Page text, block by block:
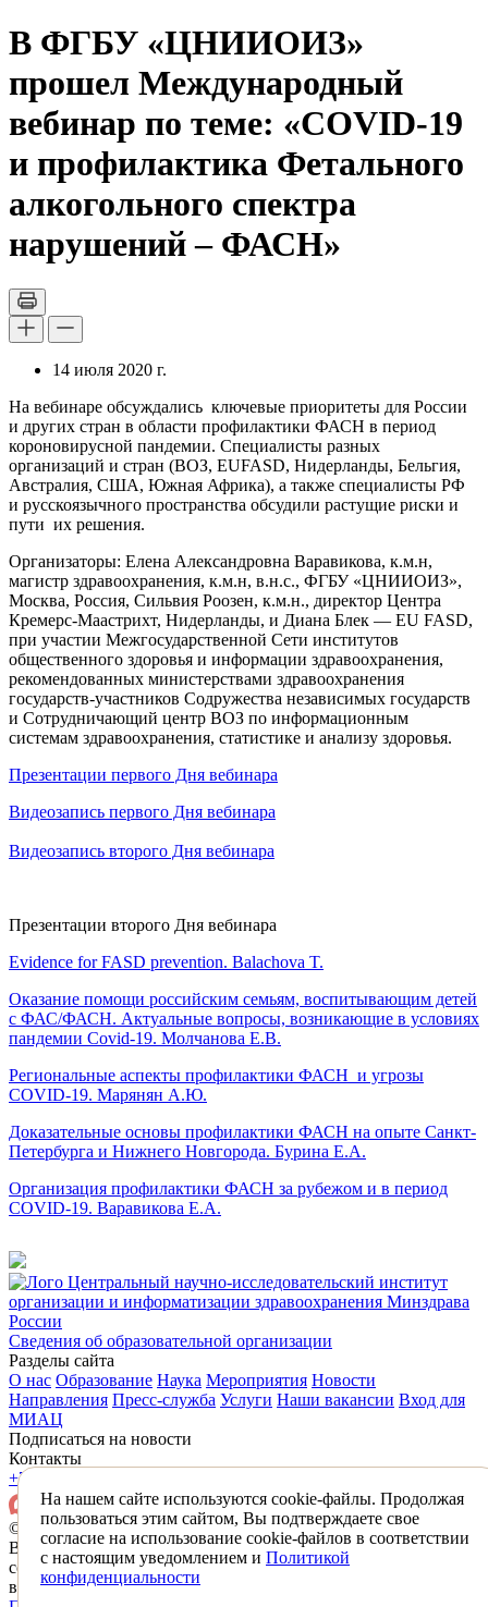
На нашем сайте используются cookie-файлы. Продолжая
пользоваться этим сайтом, Вы подтверждаете свое
согласие на использование cookie-файлов в соответствии
с настоящим уведомлением и Политикой
конфиденциальности
В ФГБУ «ЦНИИОИЗ»
прошел Международный
вебинар по теме: «COVID-19
и профилактика Фетального
алкогольного спектра
нарушений – ФАСН»
14 июля 2020 г.
На вебинаре обсуждались ключевые приоритеты для России
и других стран в области профилактики ФАСН в период
короновирусной пандемии. Специалисты разных
организаций и стран (ВОЗ, EUFASD, Нидерланды, Бельгия,
Австралия, США, Южная Африка), а также специалисты РФ
и русскоязычного пространства обсудили растущие риски и
пути их решения.
Организаторы: Елена Александровна Варавикова, к.м.н,
магистр здравоохранения, к.м.н, в.н.с., ФГБУ «ЦНИИОИЗ»,
Москва, Россия, Сильвия Роозен, к.м.н., директор Центра
Кремерс-Маастрихт, Нидерланды, и Диана Блек — EU FASD,
при участии Межгосударственной Сети институтов
общественного здоровья и информации здравоохранения,
рекомендованных министерствами здравоохранения
государств-участников Содружества независимых государств
и Сотрудничающий центр ВОЗ по информационным
системам здравоохранения, статистике и анализу здоровья.
Презентации первого Дня вебинара
Видеозапись первого Дня вебинара
Видеозапись второго Дня вебинара
Презентации второго Дня вебинара
Evidence for FASD prevention. Balachova T.
Оказание помощи российским семьям, воспитывающим детей
с ФАС/ФАСН. Актуальные вопросы, возникающие в условиях
пандемии Covid-19. Молчанова Е.В.
Региональные аспекты профилактики ФАСН и угрозы
COVID-19. Марянян А.Ю.
Доказательные основы профилактики ФАСН на опыте Санкт-
Петербурга и Нижнего Новгорода. Бурина Е.А.
Организация профилактики ФАСН за рубежом и в период
COVID-19. Варавикова Е.А.
Центральный научно-исследовательский институт
организации и информатизации здравоохранения Минздрава
России
Сведения об образовательной организации
Разделы сайта
О нас Образование Наука Мероприятия Новости
Направления Пресс-служба Услуги Наши вакансии Вход для
МИАЦ
Подписаться на новости
Контакты
+7 (495) 618-31-83
© 2026 ФГБУ «ЦНИИОИЗ» Минздрава России
Все материалы, находящиеся на сайте охраняются в
соответствии с законодательством РФ,
в том числе об авторском праве и смежных правах.